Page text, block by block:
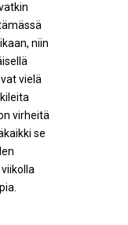
niin
vielä
virheitä
se